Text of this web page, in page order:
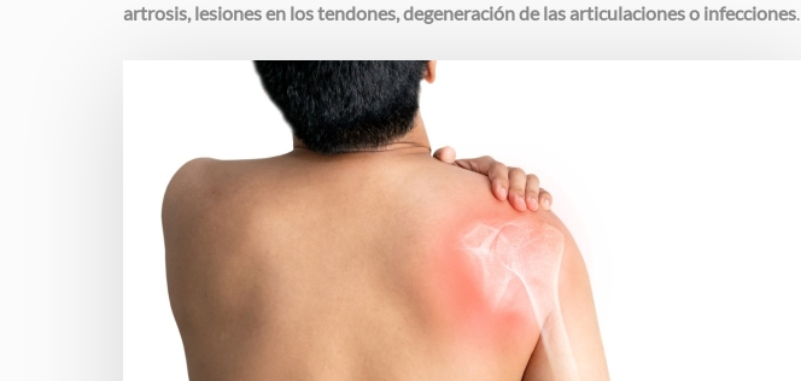
artrosis, lesiones en los tendones, degeneración de las articulaciones o infecciones.